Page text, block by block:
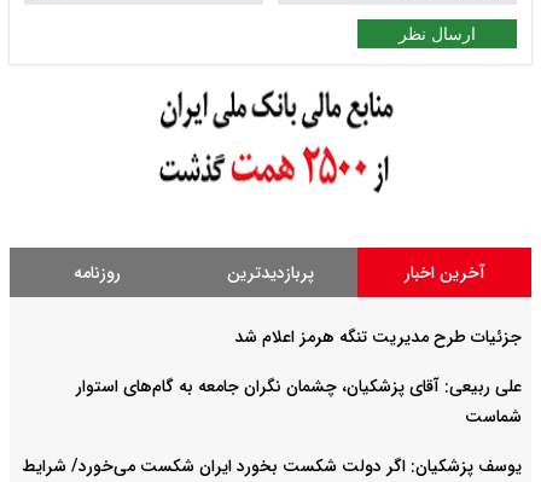
ارسال نظر
آخرین اخبار پربازدیدترین روزنامه
جزئیات طرح مدیریت تنگه هرمز اعلام شد
علی ربیعی: آقای پزشکیان، چشمان نگران جامعه به گام‌های استوار
شماست
یوسف پزشکیان: اگر دولت شکست بخورد ایران شکست می‌خورد/ شرایط